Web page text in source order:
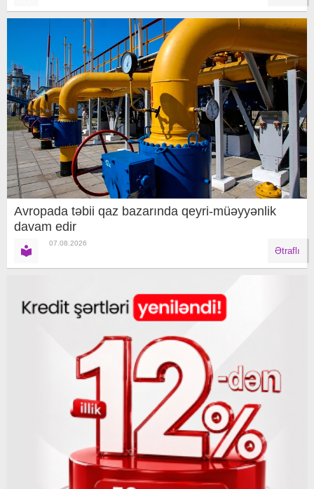
Avropada təbii qaz bazarında qeyri-müəyyənlik
davam edir
07.08.2026
Ətraflı